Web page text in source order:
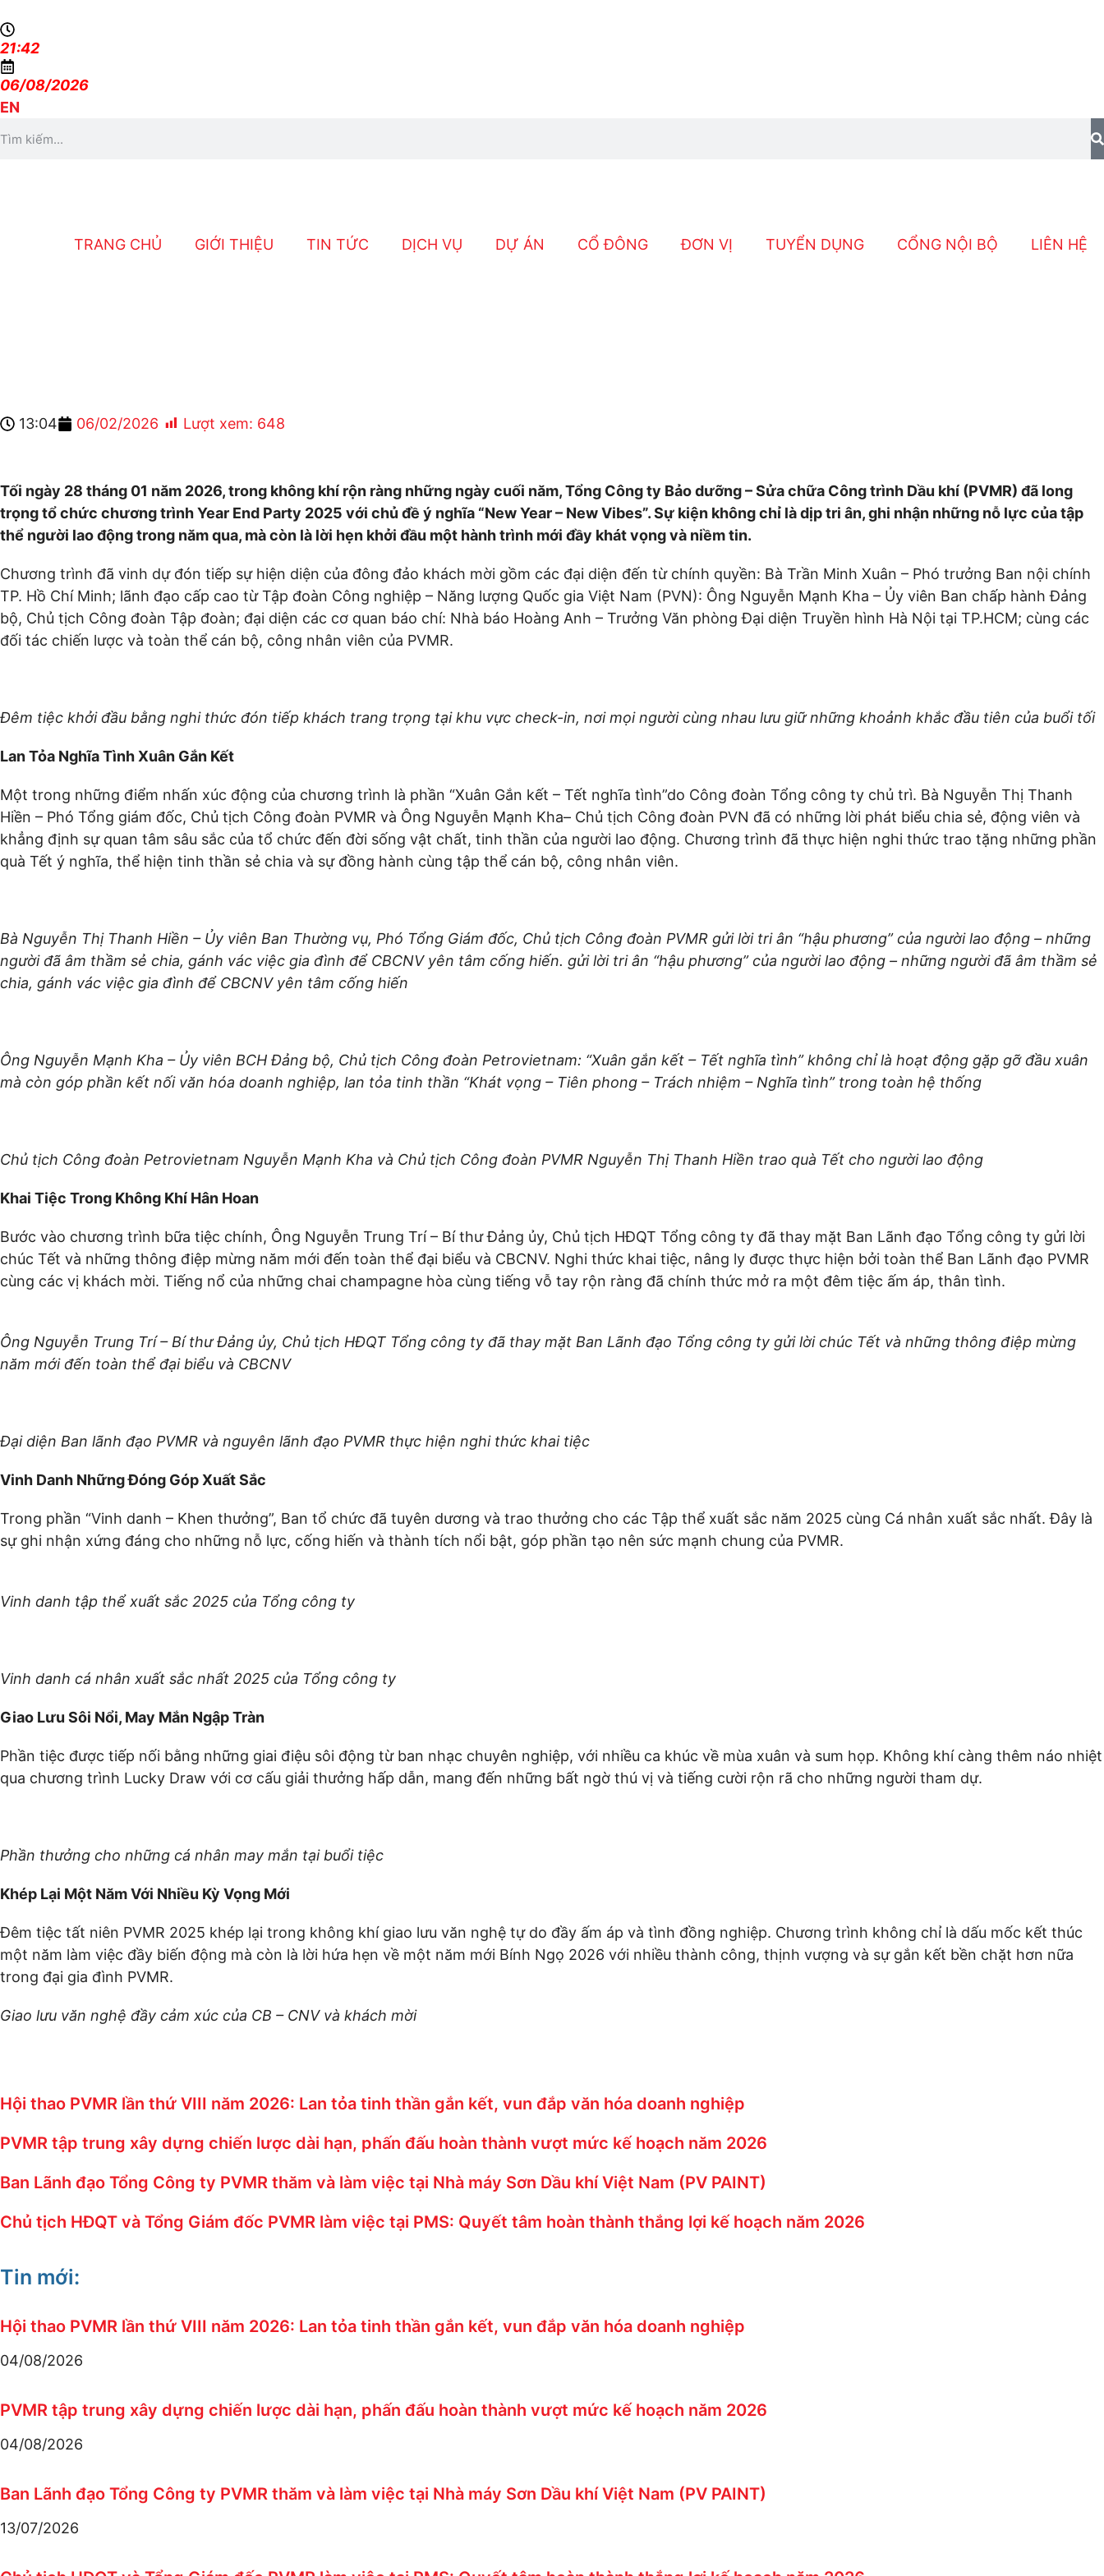
21:42
06/08/2026
EN
TRANG CHỦ GIỚI THIỆU TIN TỨC DỊCH VỤ DỰ ÁN CỔ ĐÔNG ĐƠN VỊ TUYỂN DỤNG CỔNG NỘI BỘ LIÊN HỆ
13:04 06/02/2026 Lượt xem: 648
Tối ngày 28 tháng 01 năm 2026, trong không khí rộn ràng những ngày cuối năm, Tổng Công ty Bảo dưỡng – Sửa chữa Công trình Dầu khí (PVMR) đã long
trọng tổ chức chương trình Year End Party 2025 với chủ đề ý nghĩa “New Year – New Vibes”. Sự kiện không chỉ là dịp tri ân, ghi nhận những nỗ lực của tập
thể người lao động trong năm qua, mà còn là lời hẹn khởi đầu một hành trình mới đầy khát vọng và niềm tin.
Chương trình đã vinh dự đón tiếp sự hiện diện của đông đảo khách mời gồm các đại diện đến từ chính quyền: Bà Trần Minh Xuân – Phó trưởng Ban nội chính
TP. Hồ Chí Minh; lãnh đạo cấp cao từ Tập đoàn Công nghiệp – Năng lượng Quốc gia Việt Nam (PVN): Ông Nguyễn Mạnh Kha – Ủy viên Ban chấp hành Đảng
bộ, Chủ tịch Công đoàn Tập đoàn; đại diện các cơ quan báo chí: Nhà báo Hoàng Anh – Trưởng Văn phòng Đại diện Truyền hình Hà Nội tại TP.HCM; cùng các
đối tác chiến lược và toàn thể cán bộ, công nhân viên của PVMR.
Đêm tiệc khởi đầu bằng nghi thức đón tiếp khách trang trọng tại khu vực check-in, nơi mọi người cùng nhau lưu giữ những khoảnh khắc đầu tiên của buổi tối
Lan Tỏa Nghĩa Tình Xuân Gắn Kết
Một trong những điểm nhấn xúc động của chương trình là phần “Xuân Gắn kết – Tết nghĩa tình”do Công đoàn Tổng công ty chủ trì. Bà Nguyễn Thị Thanh
Hiền – Phó Tổng giám đốc, Chủ tịch Công đoàn PVMR và Ông Nguyễn Mạnh Kha– Chủ tịch Công đoàn PVN đã có những lời phát biểu chia sẻ, động viên và
khẳng định sự quan tâm sâu sắc của tổ chức đến đời sống vật chất, tinh thần của người lao động. Chương trình đã thực hiện nghi thức trao tặng những phần
quà Tết ý nghĩa, thể hiện tinh thần sẻ chia và sự đồng hành cùng tập thể cán bộ, công nhân viên.
Bà Nguyễn Thị Thanh Hiền – Ủy viên Ban Thường vụ, Phó Tổng Giám đốc, Chủ tịch Công đoàn PVMR gửi lời tri ân “hậu phương” của người lao động – những
người đã âm thầm sẻ chia, gánh vác việc gia đình để CBCNV yên tâm cống hiến. gửi lời tri ân “hậu phương” của người lao động – những người đã âm thầm sẻ
chia, gánh vác việc gia đình để CBCNV yên tâm cống hiến
Ông Nguyễn Mạnh Kha – Ủy viên BCH Đảng bộ, Chủ tịch Công đoàn Petrovietnam: “Xuân gắn kết – Tết nghĩa tình” không chỉ là hoạt động gặp gỡ đầu xuân
mà còn góp phần kết nối văn hóa doanh nghiệp, lan tỏa tinh thần “Khát vọng – Tiên phong – Trách nhiệm – Nghĩa tình” trong toàn hệ thống
Chủ tịch Công đoàn Petrovietnam Nguyễn Mạnh Kha và Chủ tịch Công đoàn PVMR Nguyễn Thị Thanh Hiền trao quà Tết cho người lao động
Khai Tiệc Trong Không Khí Hân Hoan
Bước vào chương trình bữa tiệc chính, Ông Nguyễn Trung Trí – Bí thư Đảng ủy, Chủ tịch HĐQT Tổng công ty đã thay mặt Ban Lãnh đạo Tổng công ty gửi lời
chúc Tết và những thông điệp mừng năm mới đến toàn thể đại biểu và CBCNV. Nghi thức khai tiệc, nâng ly được thực hiện bởi toàn thể Ban Lãnh đạo PVMR
cùng các vị khách mời. Tiếng nổ của những chai champagne hòa cùng tiếng vỗ tay rộn ràng đã chính thức mở ra một đêm tiệc ấm áp, thân tình.
Ông Nguyễn Trung Trí – Bí thư Đảng ủy, Chủ tịch HĐQT Tổng công ty đã thay mặt Ban Lãnh đạo Tổng công ty gửi lời chúc Tết và những thông điệp mừng
năm mới đến toàn thể đại biểu và CBCNV
Đại diện Ban lãnh đạo PVMR và nguyên lãnh đạo PVMR thực hiện nghi thức khai tiệc
Vinh Danh Những Đóng Góp Xuất Sắc
Trong phần “Vinh danh – Khen thưởng”, Ban tổ chức đã tuyên dương và trao thưởng cho các Tập thể xuất sắc năm 2025 cùng Cá nhân xuất sắc nhất. Đây là
sự ghi nhận xứng đáng cho những nỗ lực, cống hiến và thành tích nổi bật, góp phần tạo nên sức mạnh chung của PVMR.
Vinh danh tập thể xuất sắc 2025 của Tổng công ty
Vinh danh cá nhân xuất sắc nhất 2025 của Tổng công ty
Giao Lưu Sôi Nổi, May Mắn Ngập Tràn
Phần tiệc được tiếp nối bằng những giai điệu sôi động từ ban nhạc chuyên nghiệp, với nhiều ca khúc về mùa xuân và sum họp. Không khí càng thêm náo nhiệt
qua chương trình Lucky Draw với cơ cấu giải thưởng hấp dẫn, mang đến những bất ngờ thú vị và tiếng cười rộn rã cho những người tham dự.
Phần thưởng cho những cá nhân may mắn tại buổi tiệc
Khép Lại Một Năm Với Nhiều Kỳ Vọng Mới
Đêm tiệc tất niên PVMR 2025 khép lại trong không khí giao lưu văn nghệ tự do đầy ấm áp và tình đồng nghiệp. Chương trình không chỉ là dấu mốc kết thúc
một năm làm việc đầy biến động mà còn là lời hứa hẹn về một năm mới Bính Ngọ 2026 với nhiều thành công, thịnh vượng và sự gắn kết bền chặt hơn nữa
trong đại gia đình PVMR.
Giao lưu văn nghệ đầy cảm xúc của CB – CNV và khách mời
Hội thao PVMR lần thứ VIII năm 2026: Lan tỏa tinh thần gắn kết, vun đắp văn hóa doanh nghiệp
PVMR tập trung xây dựng chiến lược dài hạn, phấn đấu hoàn thành vượt mức kế hoạch năm 2026
Ban Lãnh đạo Tổng Công ty PVMR thăm và làm việc tại Nhà máy Sơn Dầu khí Việt Nam (PV PAINT)
Chủ tịch HĐQT và Tổng Giám đốc PVMR làm việc tại PMS: Quyết tâm hoàn thành thắng lợi kế hoạch năm 2026
Tin mới:
Hội thao PVMR lần thứ VIII năm 2026: Lan tỏa tinh thần gắn kết, vun đắp văn hóa doanh nghiệp
04/08/2026
PVMR tập trung xây dựng chiến lược dài hạn, phấn đấu hoàn thành vượt mức kế hoạch năm 2026
04/08/2026
Ban Lãnh đạo Tổng Công ty PVMR thăm và làm việc tại Nhà máy Sơn Dầu khí Việt Nam (PV PAINT)
13/07/2026